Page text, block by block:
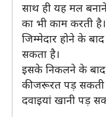
साथ ही यह मल
का भी काम करती
जिम्मेदार होने के
सकता है।
इसके निकलने के बाद
की जरूरत पड़ सकती
दवाइयां खानी पड़